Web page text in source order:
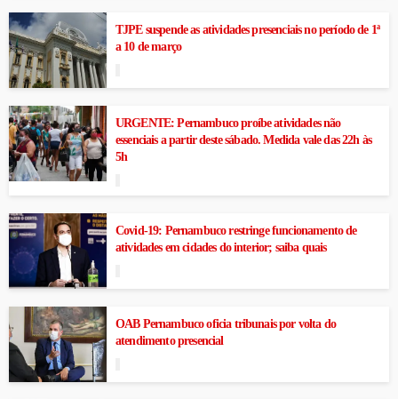
TJPE suspende as atividades presenciais no período de 1ª
a 10 de março
URGENTE: Pernambuco proíbe atividades não
essenciais a partir deste sábado. Medida vale das 22h às
5h
Covid-19: Pernambuco restringe funcionamento de
atividades em cidades do interior; saiba quais
OAB Pernambuco oficia tribunais por volta do
atendimento presencial